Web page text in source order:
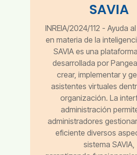
SAVIA
INREIA/2024/112 - Ayuda
en materia de la
SAVIA es una
desarrollada por
crear, implementar y
asistentes virtuales
organización. La
administración
administradores
eficiente diversos
sistema SAVIA,